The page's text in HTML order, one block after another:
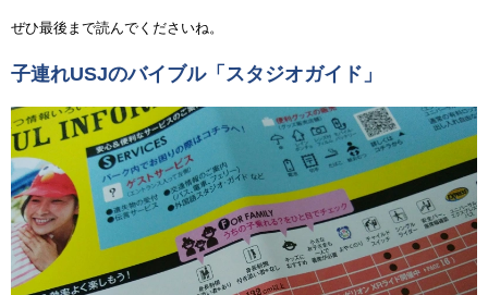
ぜひ最後まで読んでくださいね。
子連れUSJのバイブル「スタジオガイド」